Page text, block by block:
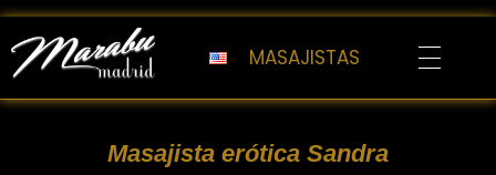
Marabu Madrid
MASAJISTAS
Masajista erótica Sandra